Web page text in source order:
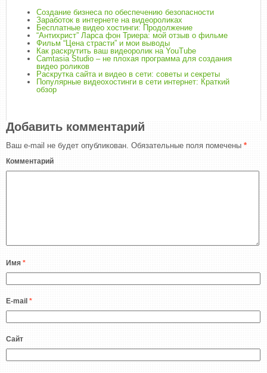
Создание бизнеса по обеспечению безопасности
Заработок в интернете на видеороликах
Бесплатные видео хостинги: Продолжение
“Антихрист” Ларса фон Триера: мой отзыв о фильме
Фильм “Цена страсти” и мои выводы
Как раскрутить ваш видеоролик на YouTube
Camtasia Studio – не плохая программа для создания
видео роликов
Раскрутка сайта и видео в сети: советы и секреты
Популярные видеохостинги в сети интернет: Краткий
обзор
Добавить комментарий
Ваш e-mail не будет опубликован. Обязательные поля помечены *
Комментарий
Имя *
E-mail *
Сайт